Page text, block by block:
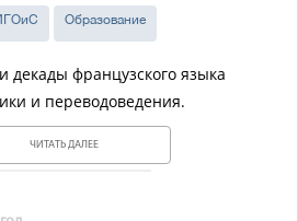
Образование
декады французского языка
и переводоведения.
ЧИТАТЬ ДАЛЕЕ